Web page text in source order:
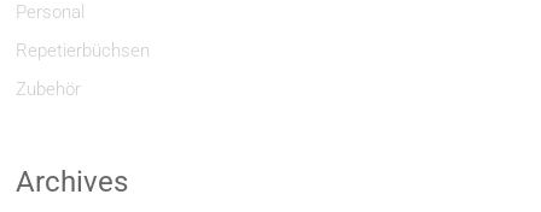
Personal
Repetierbüchsen
Zubehör
Archives